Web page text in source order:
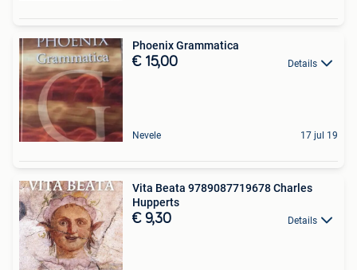
Phoenix Grammatica
€ 15,00 Details
Nevele 17 jul 19
Vita Beata 9789087719678 Charles
Hupperts
€ 9,30 Details